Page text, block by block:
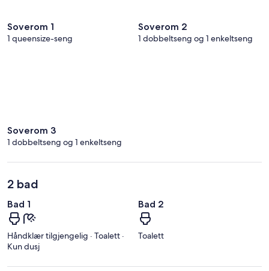
Soverom 1
1 queensize-seng
Soverom 2
1 dobbeltseng og 1 enkeltseng
Soverom 3
1 dobbeltseng og 1 enkeltseng
2 bad
Bad 1
Håndklær tilgjengelig · Toalett ·
Kun dusj
Bad 2
Toalett